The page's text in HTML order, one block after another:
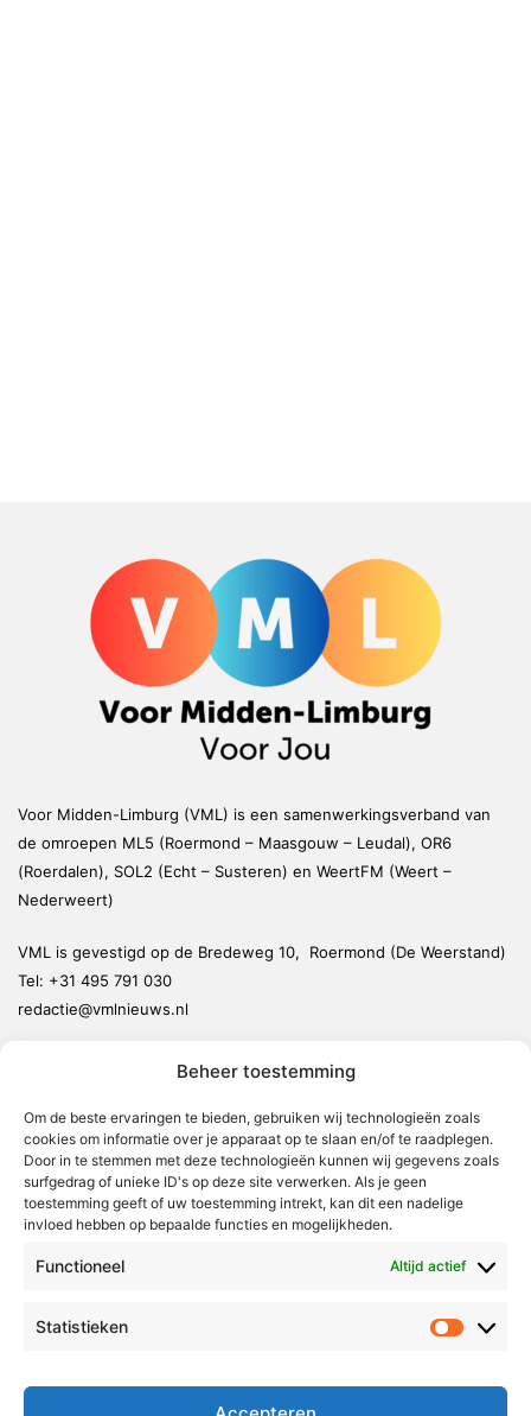
Beheer toestemming
Om de beste ervaringen te bieden, gebruiken wij technologieën zoals
cookies om informatie over je apparaat op te slaan en/of te raadplegen.
Door in te stemmen met deze technologieën kunnen wij gegevens zoals
surfgedrag of unieke ID's op deze site verwerken. Als je geen
toestemming geeft of uw toestemming intrekt, kan dit een nadelige
invloed hebben op bepaalde functies en mogelijkheden.
Functioneel Altijd actief
Statistieken
Voor Midden-Limburg (VML) is een samenwerkingsverband van
de omroepen ML5 (Roermond – Maasgouw – Leudal), OR6
(Roerdalen), SOL2 (Echt – Susteren) en WeertFM (Weert –
Nederweert)
VML is gevestigd op de Bredeweg 10, Roermond (De Weerstand)
Tel: +31 495 791 030
redactie@vmlnieuws.nl
Leudal
Maasgouw
Echt-Susteren
Radio & TV